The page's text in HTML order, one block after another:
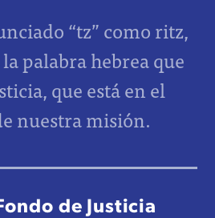
“tz” como ritz,
palabra hebrea que
que está en el
nuestra misión.
de Justicia